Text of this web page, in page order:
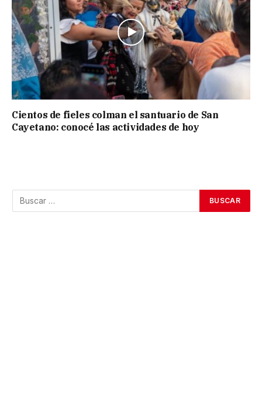
Cientos de fieles colman el santuario de San
Cayetano: conocé las actividades de hoy